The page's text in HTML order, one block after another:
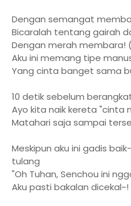
Dengan semangat
Bicaralah tentang gairah
Dengan merah membara!
Aku ini memang tipe
Yang cinta banget sama
10 detik sebelum
Ayo kita naik kereta "cinta
Matahari saja sampai
Meskipun aku ini gadis
tulang
"Oh Tuhan, Senchou ini
Aku pasti bakalan dicekal~!